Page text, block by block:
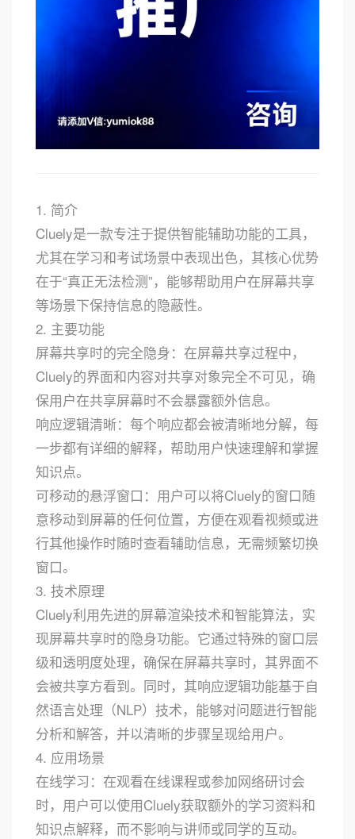
1. 简介
Cluely是一款专注于提供智能辅助功能的工具，
尤其在学习和考试场景中表现出色，其核心优势
在于“真正无法检测”，能够帮助用户在屏幕共享
等场景下保持信息的隐蔽性。
2. 主要功能
屏幕共享时的完全隐身：在屏幕共享过程中，
Cluely的界面和内容对共享对象完全不可见，确
保用户在共享屏幕时不会暴露额外信息。
响应逻辑清晰：每个响应都会被清晰地分解，每
一步都有详细的解释，帮助用户快速理解和掌握
知识点。
可移动的悬浮窗口：用户可以将Cluely的窗口随
意移动到屏幕的任何位置，方便在观看视频或进
行其他操作时随时查看辅助信息，无需频繁切换
窗口。
3. 技术原理
Cluely利用先进的屏幕渲染技术和智能算法，实
现屏幕共享时的隐身功能。它通过特殊的窗口层
级和透明度处理，确保在屏幕共享时，其界面不
会被共享方看到。同时，其响应逻辑功能基于自
然语言处理（NLP）技术，能够对问题进行智能
分析和解答，并以清晰的步骤呈现给用户。
4. 应用场景
在线学习：在观看在线课程或参加网络研讨会
时，用户可以使用Cluely获取额外的学习资料和
知识点解释，而不影响与讲师或同学的互动。